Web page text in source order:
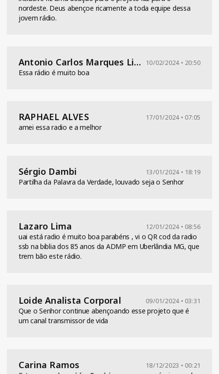
nordeste. Deus abençoe ricamente a toda equipe dessa
jovem rádio.
Antonio Carlos Marques Lima 10/02/2024 • 20:50
Essa rádio é muito boa
RAPHAEL ALVES 17/01/2024 • 07:05
amei essa radio e a melhor
Sérgio Dambi 13/01/2024 • 18:19
Partilha da Palavra da Verdade, louvado seja o Senhor
Lazaro Lima 12/01/2024 • 08:56
uai está radio é muito boa parabéns , vi o QR cod da radio
ssb na biblia dos 85 anos da ADMP em Uberlândia MG, que
trem bão este rádio.
Loide Analista Corporal 09/01/2024 • 03:31
Que o Senhor continue abençoando esse projeto que é
um canal transmissor de vida
Carina Ramos 18/12/2023 • 00:21